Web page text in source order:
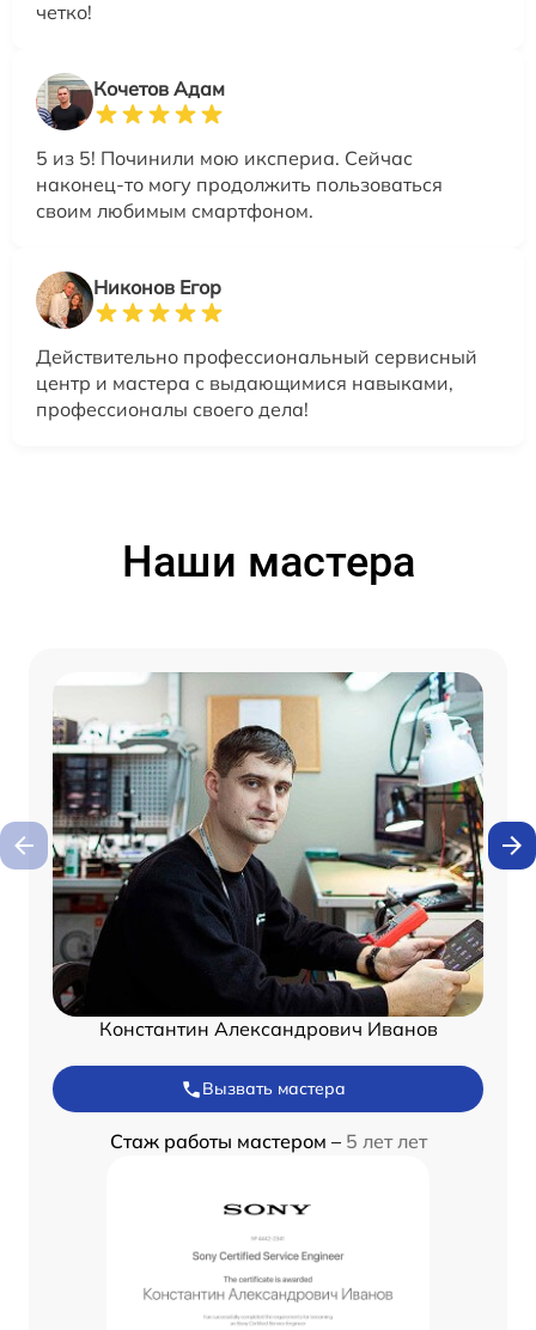
четко!
Кочетов Адам
5 из 5! Починили мою икспериа. Сейчас
наконец-то могу продолжить пользоваться
своим любимым смартфоном.
Никонов Егор
Действительно профессиональный сервисный
центр и мастера с выдающимися навыками,
профессионалы своего дела!
Наши мастера
Константин Александрович Иванов
Вызвать мастера
Стаж работы мастером – 5 лет лет